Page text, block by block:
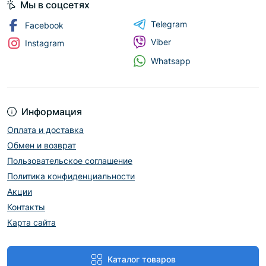
Информация
Оплата и доставка
Обмен и возврат
Пользовательское соглашение
Политика конфиденциальности
Акции
Контакты
Карта сайта
Каталог товаров
Мы в соцсетях
Facebook
Instagram
Telegram
Viber
Whatsapp